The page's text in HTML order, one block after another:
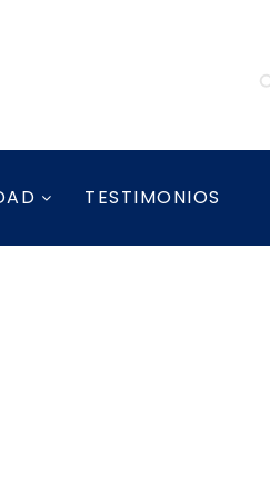
TESTIMONIOS